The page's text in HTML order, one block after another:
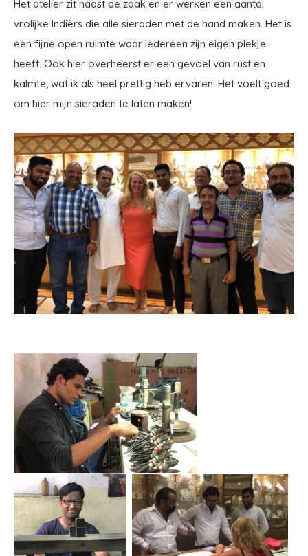
Het atelier zit naast de zaak en er werken een aantal
vrolijke Indiërs die alle sieraden met de hand maken. Het is
een fijne open ruimte waar iedereen zijn eigen plekje
heeft. Ook hier overheerst er een gevoel van rust en
kalmte, wat ik als heel prettig heb ervaren. Het voelt goed
om hier mijn sieraden te laten maken!